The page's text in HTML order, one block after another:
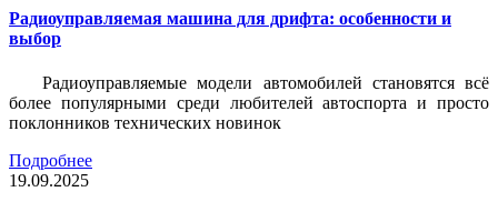
Радиоуправляемая машина для дрифта: особенности и
выбор
Радиоуправляемые модели автомобилей становятся всё
более популярными среди любителей автоспорта и просто
поклонников технических новинок
Подробнее
19.09.2025